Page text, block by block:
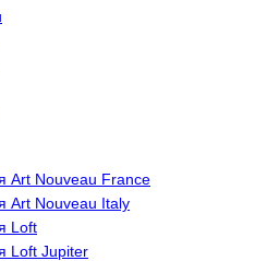
Art Nouveau France
Art Nouveau Italy
Loft
Loft Jupiter